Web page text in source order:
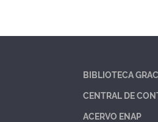
BIBLIOTECA
CENTRAL DE
ACERVO ENAP